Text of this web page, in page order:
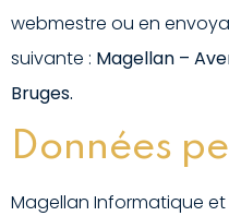
webmestre ou en
suivante : Magellan –
Bruges.
Données
Magellan Informatique